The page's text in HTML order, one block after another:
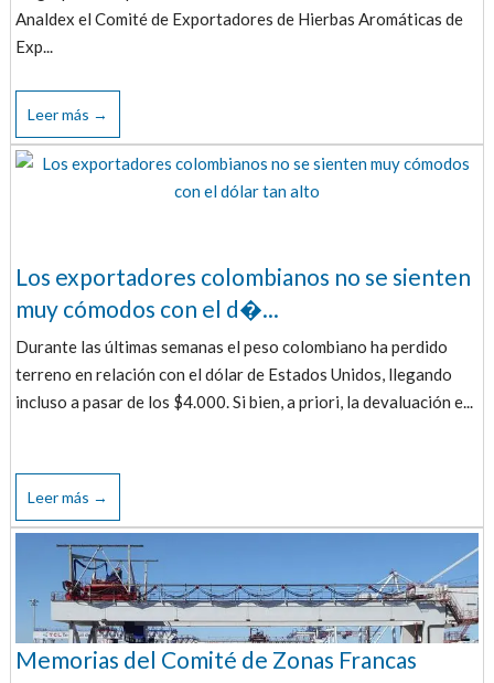
Analdex el Comité de Exportadores de Hierbas Aromáticas de
Exp...
Leer más →
Los exportadores colombianos no se sienten
muy cómodos con el d�...
Durante las últimas semanas el peso colombiano ha perdido
terreno en relación con el dólar de Estados Unidos, llegando
incluso a pasar de los $4.000. Si bien, a priori, la devaluación e...
Leer más →
Memorias del Comité de Zonas Francas